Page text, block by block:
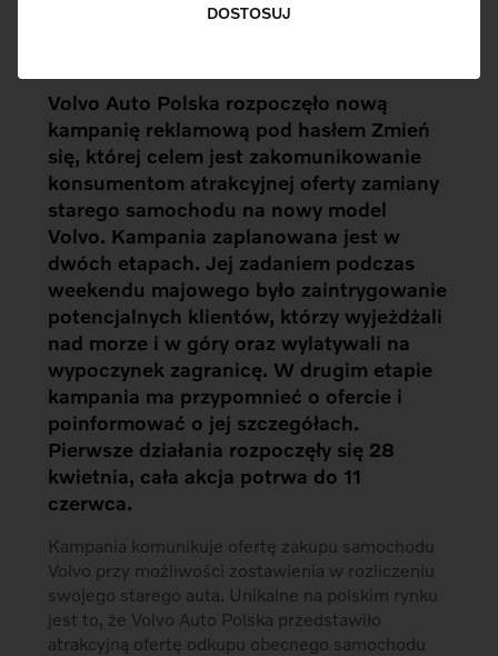
DOSTOSUJ
Volvo Auto Polska rozpoczęło nową
kampanię reklamową pod hasłem Zmień
się, której celem jest zakomunikowanie
konsumentom atrakcyjnej oferty zamiany
starego samochodu na nowy model
Volvo. Kampania zaplanowana jest w
dwóch etapach. Jej zadaniem podczas
weekendu majowego było zaintrygowanie
potencjalnych klientów, którzy wyjeżdżali
nad morze i w góry oraz wylatywali na
wypoczynek zagranicę. W drugim etapie
kampania ma przypomnieć o ofercie i
poinformować o jej szczegółach.
Pierwsze działania rozpoczęły się 28
kwietnia, cała akcja potrwa do 11
czerwca.
Kampania komunikuje ofertę zakupu samochodu
Volvo przy możliwości zostawienia w rozliczeniu
swojego starego auta. Unikalne na polskim rynku
jest to, że Volvo Auto Polska przedstawiło
atrakcyjną ofertę odkupu obecnego samochodu